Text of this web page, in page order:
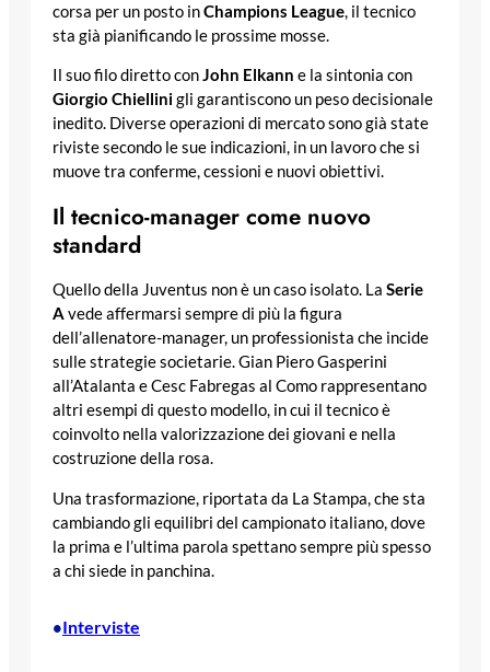
corsa per un posto inChampions League, il tecnico
sta già pianificando le prossime mosse.
Il suo filo diretto conJohn Elkann e la sintonia con
Giorgio Chiellinigli garantiscono un peso decisionale
inedito. Diverse operazioni di mercato sono già state
riviste secondo le sue indicazioni, in un lavoro che si
muove tra conferme, cessioni e nuovi obiettivi.
Il tecnico-manager come nuovo
standard
Quello della Juventus non è un caso isolato. La Serie
Avede affermarsi sempre di più la figura
dell’allenatore-manager, un professionista che incide
sulle strategie societarie. Gian Piero Gasperini
all’Atalanta e Cesc Fabregas al Como rappresentano
altri esempi di questo modello, in cui il tecnico è
coinvolto nella valorizzazione dei giovani e nella
costruzione della rosa.
Una trasformazione, riportata da La Stampa, che sta
cambiando gli equilibri del campionato italiano, dove
la prima e l’ultima parola spettano sempre più spesso
a chi siede in panchina.
•Interviste